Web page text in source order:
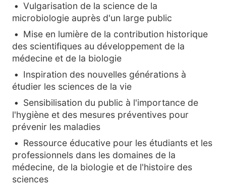
Vulgarisation de la science de la
microbiologie auprès d'un large public
Mise en lumière de la contribution historique
des scientifiques au développement de la
médecine et de la biologie
Inspiration des nouvelles générations à
étudier les sciences de la vie
Sensibilisation du public à l'importance de
l'hygiène et des mesures préventives pour
prévenir les maladies
Ressource éducative pour les étudiants et les
professionnels dans les domaines de la
médecine, de la biologie et de l'histoire des
sciences